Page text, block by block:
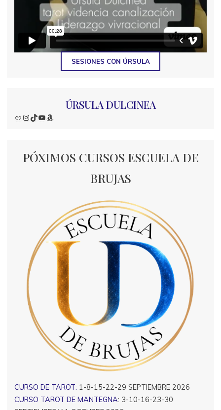
SESIONES CON ÚRSULA
ÚRSULA DULCINEA
Enlace
Instagram
TikTok
YouTube
Amazon
PÓXIMOS CURSOS ESCUELA DE
BRUJAS
CURSO DE TAROT: 1-8-15-22-29 SEPTIEMBRE 2026
CURSO TAROT DE MANTEGNA: 3-10-16-23-30